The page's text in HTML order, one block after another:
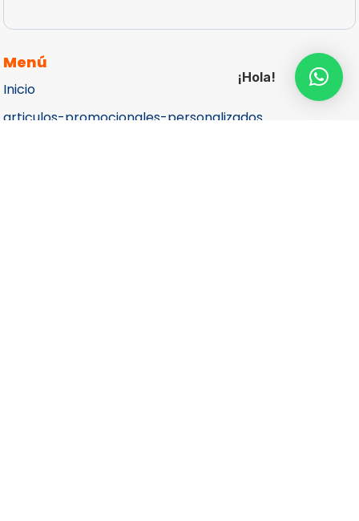
Menú
Inicio
articulos-promocionales-personalizados
¡Hola!